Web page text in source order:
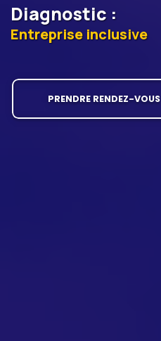
Diagnostic :
Entreprise inclusive
PRENDRE RENDEZ-VOUS